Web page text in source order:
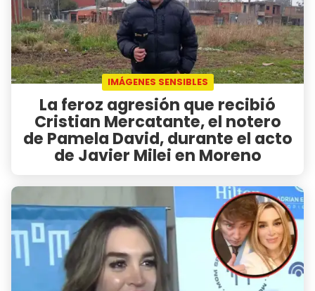
IMÁGENES SENSIBLES
La feroz agresión que recibió
Cristian Mercatante, el notero
de Pamela David, durante el acto
de Javier Milei en Moreno